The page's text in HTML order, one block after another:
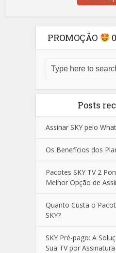
PROMOÇÃO
Posts
Assinar SKY pelo
Os Benefícios dos
Pacotes SKY TV 2
Melhor Opção de
Quanto Custa o
SKY?
SKY Pré-pago: A
Sua TV por Assinatura